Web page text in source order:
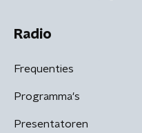
Radio
Frequenties
Programma's
Presentatoren